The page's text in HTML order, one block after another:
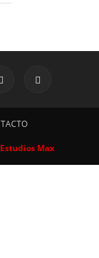
Estudios Max